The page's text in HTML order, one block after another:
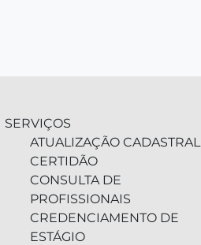
SERVIÇOS
ATUALIZAÇÃO CADASTRAL
CERTIDÃO
CONSULTA DE
PROFISSIONAIS
CREDENCIAMENTO DE
ESTÁGIO